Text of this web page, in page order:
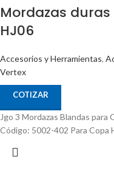
Mordazas
HJ06
Accesorios y Herramientas,
Vertex
COTIZAR
Jgo 3 Mordazas Blandas
Código: 5002-402 Para Copa